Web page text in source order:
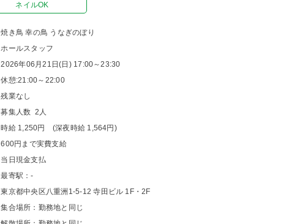
ネイルOK
焼き鳥 幸の鳥 うなぎのぼり
ホールスタッフ
2026年06月21日(日) 17:00～23:30
休憩:21:00～22:00
残業なし
募集人数 2人
時給 1,250円 (深夜時給 1,564円)
600円まで実費支給
当日現金支払
最寄駅：-
東京都中央区八重洲1-5-12 寺田ビル 1F・2F
集合場所：勤務地と同じ